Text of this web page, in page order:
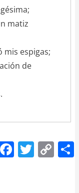
matiz
mis espigas;
de
F
a
T
w
C
o